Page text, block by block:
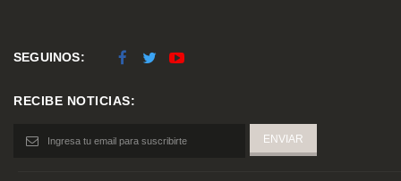
SEGUINOS:
RECIBE NOTICIAS: